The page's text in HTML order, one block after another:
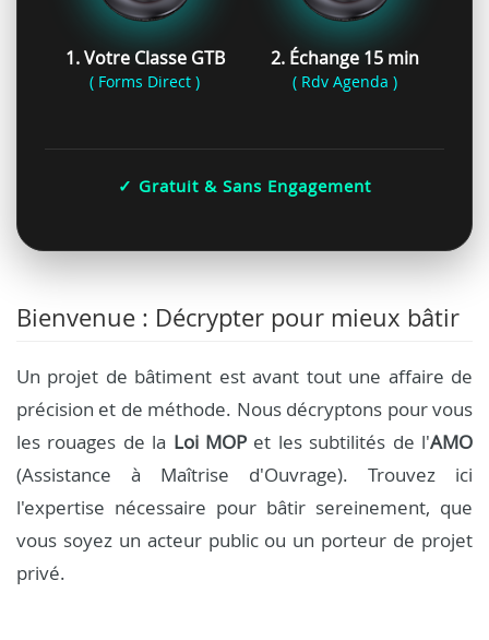
1. Votre Classe GTB
( Forms Direct )
2. Échange 15 min
( Rdv Agenda )
✓ Gratuit & Sans Engagement
Bienvenue : Décrypter pour mieux bâtir
Un projet de bâtiment est avant tout une affaire de
précision et de méthode. Nous décryptons pour vous
les rouages de la Loi MOP et les subtilités de l'AMO
(Assistance à Maîtrise d'Ouvrage). Trouvez ici
l'expertise nécessaire pour bâtir sereinement, que
vous soyez un acteur public ou un porteur de projet
privé.